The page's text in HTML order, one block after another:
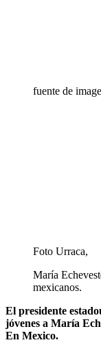
fuente de
Foto Urraca,
María
mexicanos.
El presidente
jóvenes a María
En Mexico.